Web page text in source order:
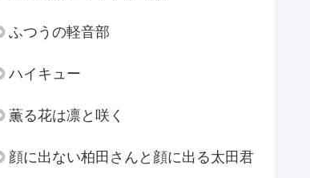
ふつうの軽音部
ハイキュー
薫る花は凛と咲く
顔に出ない柏田さんと顔に出る太田君